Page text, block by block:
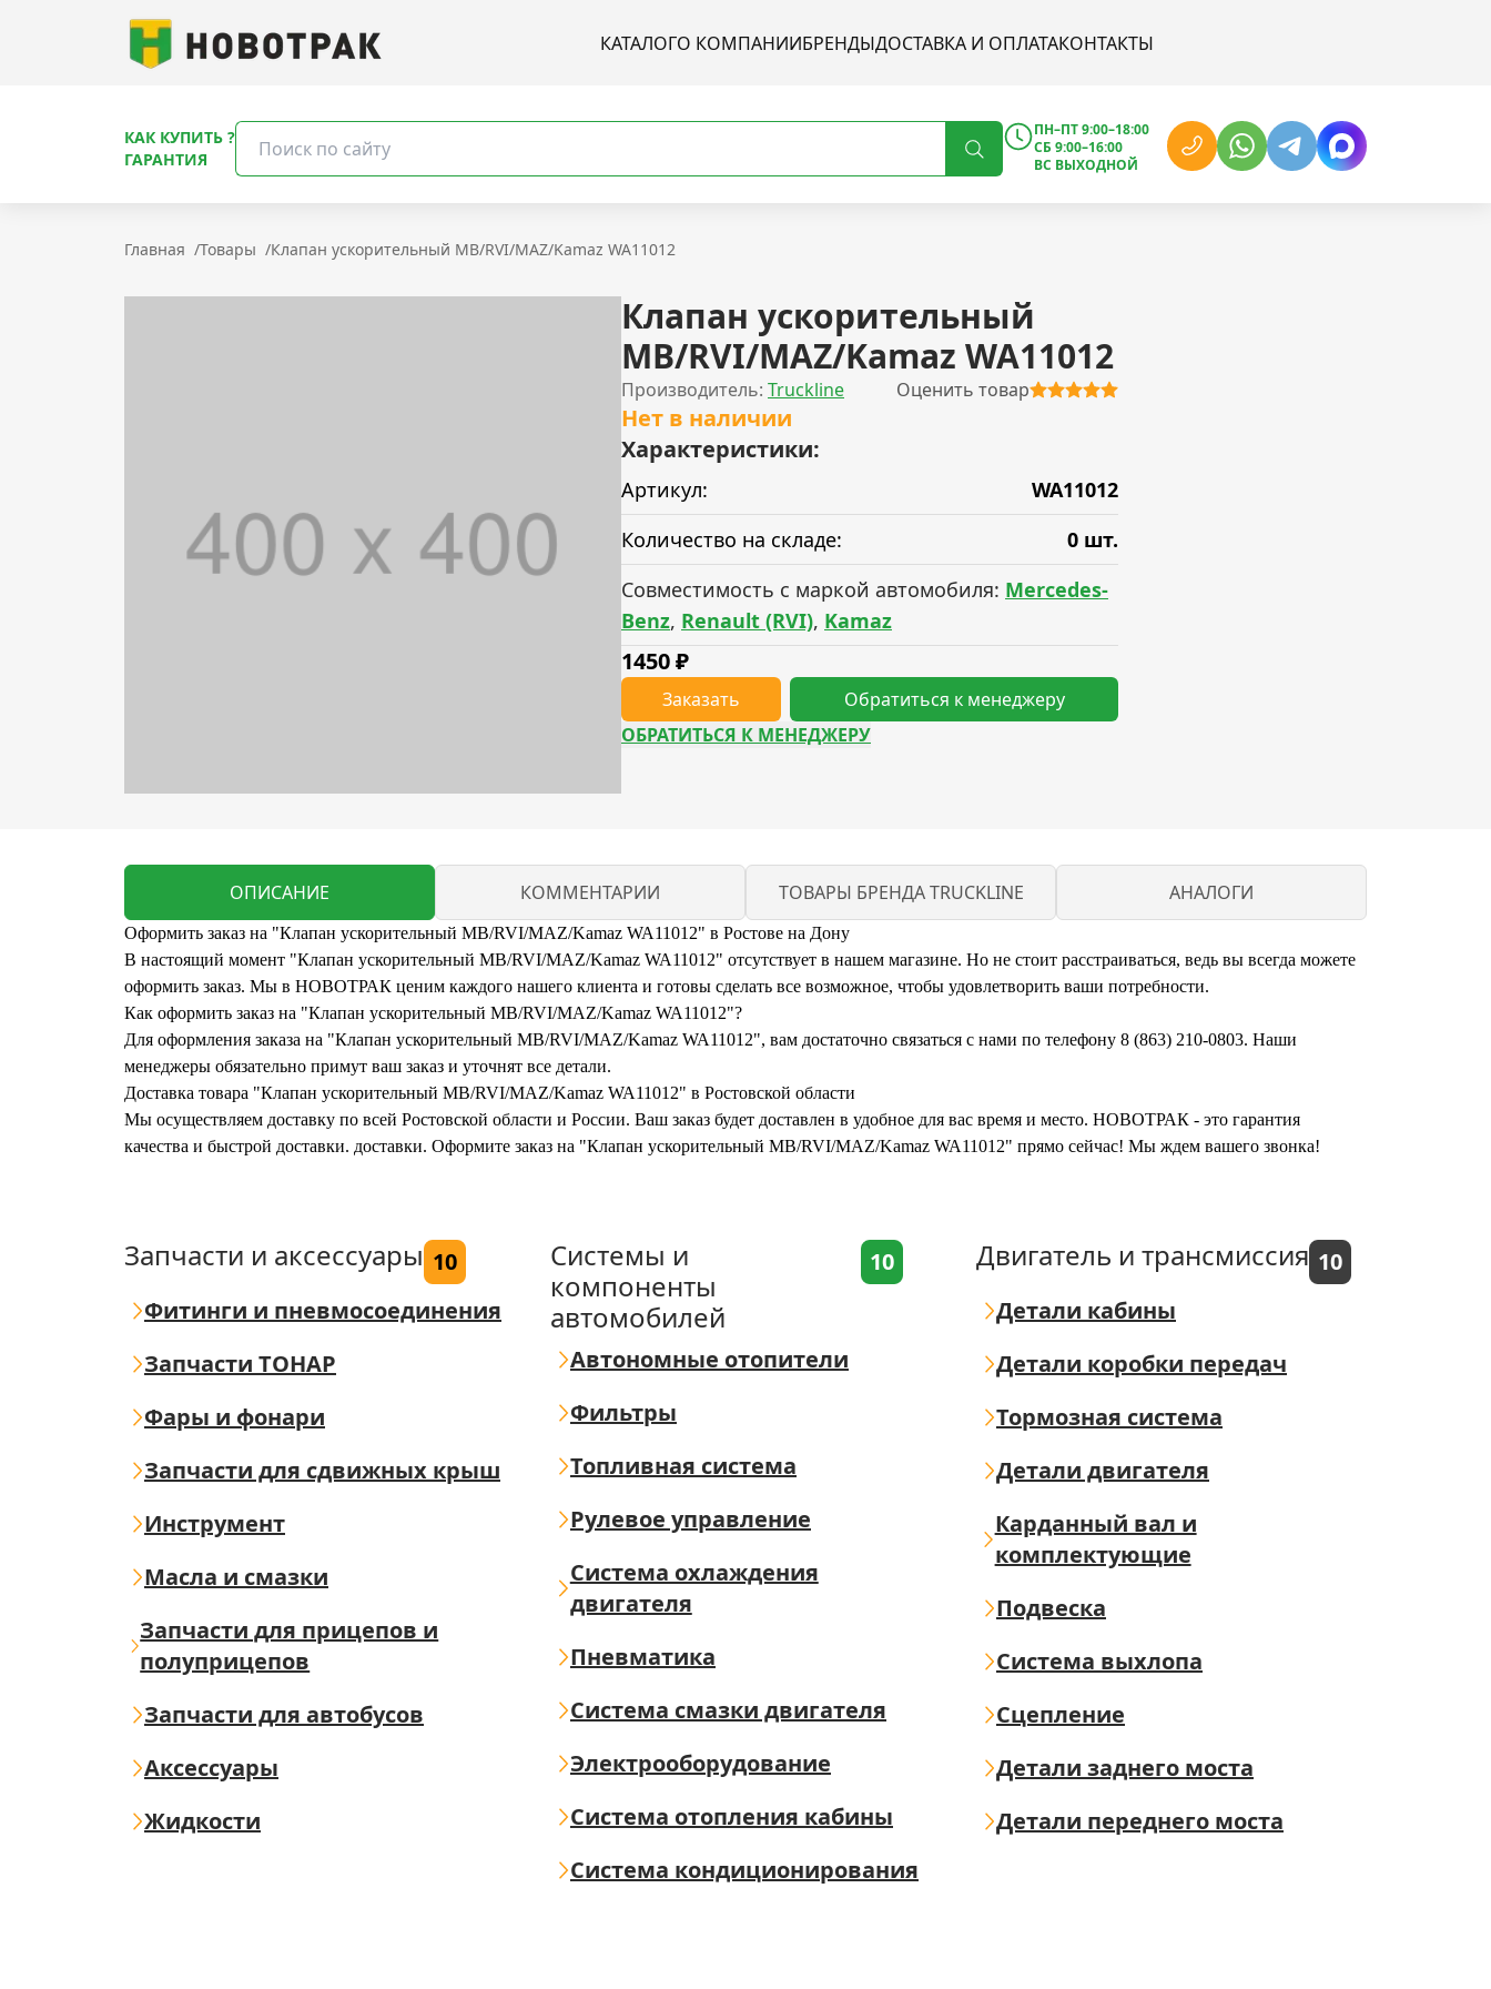
КАТАЛОГО КОМПАНИИБРЕНДЫДОСТАВКА И ОПЛАТАКОНТАКТЫ
КАК КУПИТЬ ?
ГАРАНТИЯ
ПН–ПТ 9:00–18:00
СБ 9:00–16:00
ВС ВЫХОДНОЙ
Главная /Товары /Клапан ускорительный MB/RVI/MAZ/Kamaz WA11012
Клапан ускорительный
MB/RVI/MAZ/Kamaz WA11012
Производитель: Truckline Оценить товар
Нет в наличии
Характеристики:
Артикул:
WA11012
Количество на складе:
0 шт.
Совместимость с маркой автомобиля: Mercedes-
Benz, Renault (RVI), Kamaz
1450₽
Заказать
Обратиться к менеджеру
ОБРАТИТЬСЯ К МЕНЕДЖЕРУ
ОПИСАНИЕ КОММЕНТАРИИ ТОВАРЫ БРЕНДА TRUCKLINE АНАЛОГИ
Оформить заказ на "Клапан ускорительный MB/RVI/MAZ/Kamaz WA11012" в Ростове на Дону
В настоящий момент "Клапан ускорительный MB/RVI/MAZ/Kamaz WA11012" отсутствует в нашем магазине. Но не стоит расстраиваться, ведь вы всегда можете
оформить заказ. Мы в НОВОТРАК ценим каждого нашего клиента и готовы сделать все возможное, чтобы удовлетворить ваши потребности.
Как оформить заказ на "Клапан ускорительный MB/RVI/MAZ/Kamaz WA11012"?
Для оформления заказа на "Клапан ускорительный MB/RVI/MAZ/Kamaz WA11012", вам достаточно связаться с нами по телефону 8 (863) 210-0803. Наши
менеджеры обязательно примут ваш заказ и уточнят все детали.
Доставка товара "Клапан ускорительный MB/RVI/MAZ/Kamaz WA11012" в Ростовской области
Мы осуществляем доставку по всей Ростовской области и России. Ваш заказ будет доставлен в удобное для вас время и место. НОВОТРАК - это гарантия
качества и быстрой доставки. доставки. Оформите заказ на "Клапан ускорительный MB/RVI/MAZ/Kamaz WA11012" прямо сейчас! Мы ждем вашего звонка!
Запчасти и аксессуары 10
Фитинги и пневмосоединения
Запчасти ТОНАР
Фары и фонари
Запчасти для сдвижных крыш
Инструмент
Масла и смазки
Запчасти для прицепов и
полуприцепов
Запчасти для автобусов
Аксессуары
Жидкости
Системы и
компоненты
автомобилей
10
Автономные отопители
Фильтры
Топливная система
Рулевое управление
Система охлаждения
двигателя
Пневматика
Система смазки двигателя
Электрооборудование
Система отопления кабины
Система кондиционирования
Двигатель и трансмиссия 10
Детали кабины
Детали коробки передач
Тормозная система
Детали двигателя
Карданный вал и
комплектующие
Подвеска
Система выхлопа
Сцепление
Детали заднего моста
Детали переднего моста